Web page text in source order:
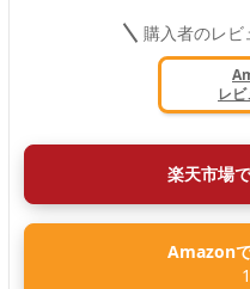
購入者のレビ
レ
楽天市場
Amazon